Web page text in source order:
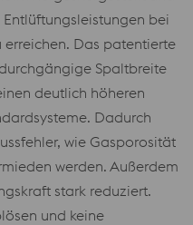
bei
Das patentierte
Spaltbreite
deutlich höheren
Dadurch
wie Gasporosität
werden. Außerdem
stark reduziert.
und keine